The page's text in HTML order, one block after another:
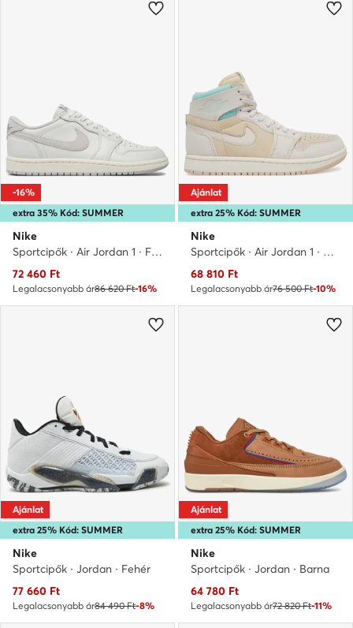
extra 35% Kód: SUMMER
-16%
Nike
Sportcipők · Air Jordan 1 · Fehér
Aktuális ár
72 460 Ft
Legalacsonyabb ár86 620 Ft-16%
extra 25% Kód: SUMMER
Ajánlat
Nike
Sportcipők · Air Jordan 1 · Krém
Aktuális ár
68 810 Ft
Legalacsonyabb ár76 500 Ft-10%
extra 25% Kód: SUMMER
Ajánlat
Nike
Sportcipők · Jordan · Fehér
Aktuális ár
77 660 Ft
Legalacsonyabb ár84 490 Ft-8%
extra 25% Kód: SUMMER
Ajánlat
Nike
Sportcipők · Jordan · Barna
Aktuális ár
64 780 Ft
Legalacsonyabb ár72 820 Ft-11%